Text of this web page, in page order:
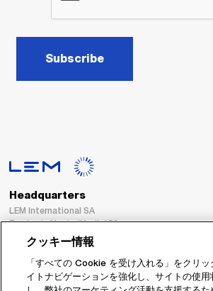
Subscribe
Headquarters
LEM International SA
Route du Nant-d’Avril, 152
1217 Meyrin
Switzerland
Tel. :
+41 22 706 11 11
クッキー情報
「すべての Cookie を受け入れる」をクリ
イトナビゲーションを強化し、サイトの使用